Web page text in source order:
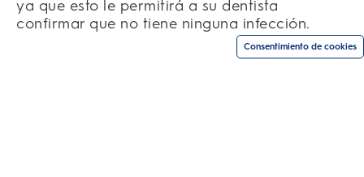
ya que esto le permitirá a su dentista
confirmar que no tiene ninguna infección.
Consentimiento de cookies